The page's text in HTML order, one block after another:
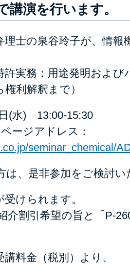
講演を行います。
理士の泉谷玲子が、情報
許実務：用途発明およ
権利解釈まで）
(水) 13:00-15:30
ージアドレス：
seminar_chemical/
は、是非参加をご検討
けられます。
介割引希望の旨と「P-
料金（税別）より、